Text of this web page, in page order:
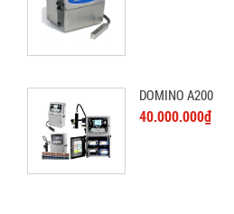
DOMINO A200
40.000.000₫